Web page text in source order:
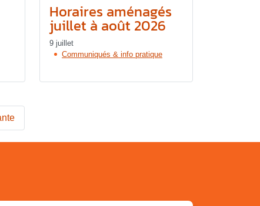
Horaires aménagés
juillet à août 2026
9 juillet
Communiqués & info pratique